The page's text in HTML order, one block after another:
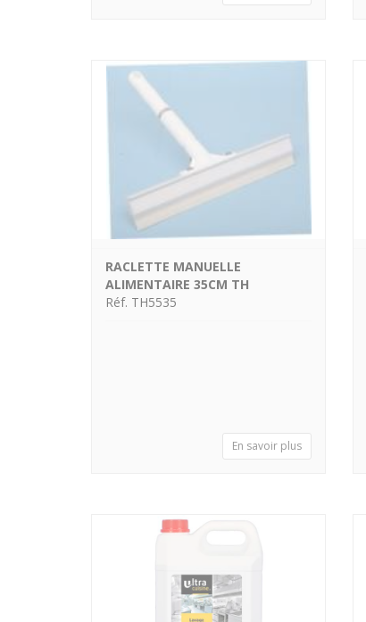
RACLETTE MANUELLE
ALIMENTAIRE 35CM TH
Réf. TH5535
En savoir plus